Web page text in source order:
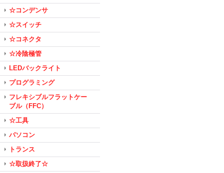
☆コンデンサ
☆スイッチ
☆コネクタ
☆冷陰極管
LEDバックライト
プログラミング
フレキシブルフラットケー
ブル（FFC）
☆工具
パソコン
トランス
☆取扱終了☆